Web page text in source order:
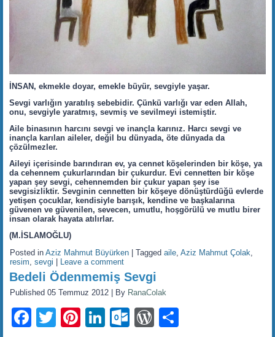
İNSAN, ekmekle doyar, emekle büyür, sevgiyle yaşar.
Sevgi varlığın yaratılış sebebidir. Çünkü varlığı var eden Allah,
onu, sevgiyle yaratmış, sevmiş ve sevilmeyi istemiştir.
Aile binasının harcını sevgi ve inançla karınız. Harcı sevgi ve
inançla karılan aileler, değil bu dünyada, öte dünyada da
çözülmezler.
Aileyi içerisinde barındıran ev, ya cennet köşelerinden bir köşe, ya
da cehennem çukurlarından bir çukurdur. Evi cennetten bir köşe
yapan şey sevgi, cehennemden bir çukur yapan şey ise
sevgisizliktir. Sevginin cennetten bir köşeye dönüştürdüğü evlerde
yetişen çocuklar, kendisiyle barışık, kendine ve başkalarına
güvenen ve güvenilen, sevecen, umutlu, hoşgörülü ve mutlu birer
insan olarak hayata atılırlar.
(M.İSLAMOĞLU)
Posted in Aziz Mahmut Büyürken |Tagged aile,Aziz Mahmut Çolak,
resim,sevgi Leave a comment
Bedeli Ödenmemiş Sevgi
Published 05 Temmuz 2012 By RanaColak
Facebook
TwitterPinterest
LinkedIn
Outlook.com
WordPress